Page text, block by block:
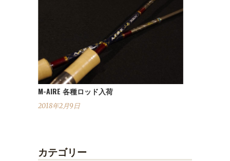
M-AIRE 各種ロッド入荷
2018年2月9日
カテゴリー